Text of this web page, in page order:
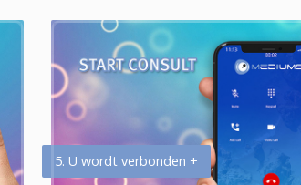
5. U wordt verbonden +